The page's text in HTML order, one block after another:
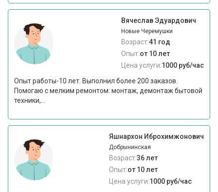
Вячеслав Эдуардович
Новые Черемушки
Возраст:41 год
Опыт:от 10 лет
Цена услуги:1000 руб/час
Опыт работы-10 лет. Выполнил более 200 заказов.
Помогаю с мелким ремонтом: монтаж, демонтаж бытовой
техники,...
Яшнархон Иброхимжонович
Добрынинская
Возраст:36 лет
Опыт:от 10 лет
Цена услуги:1000 руб/час